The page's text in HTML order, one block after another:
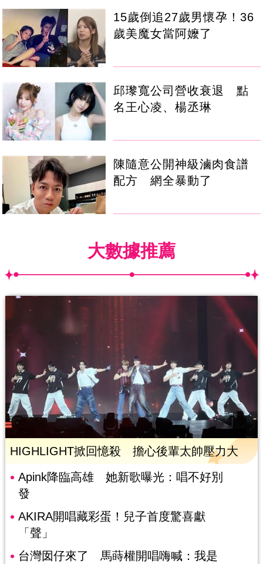
15歲倒追27歲男懷孕！36
歲美魔女當阿嬤了
邱瓈寬公司營收衰退 點
名王心凌、楊丞琳
陳隨意公開神級滷肉食譜
配方 網全暴動了
大數據推薦
HIGHLIGHT掀回憶殺 擔心後輩太帥壓力大
Apink降臨高雄 她新歌曝光：唱不好別
發
AKIRA開唱藏彩蛋！兒子首度驚喜獻
「聲」
台灣囡仔來了 馬蒔權開唱嗨喊：我是